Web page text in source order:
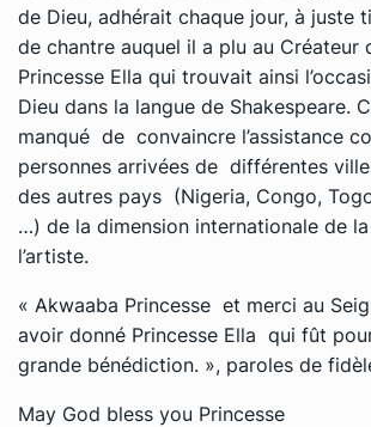
de Dieu, adhérait chaque jour, à juste
de chantre auquel il a plu au Créateur
Princesse Ella qui trouvait ainsi
Dieu dans la langue de Shakespeare.
manqué de convaincre l’assistance
personnes arrivées de différentes
des autres pays (Nigeria, Congo,
…) de la dimension internationale de
l’artiste.
« Akwaaba Princesse et merci au
avoir donné Princesse Ella qui fût
grande bénédiction. », paroles de
May God bless you Princesse